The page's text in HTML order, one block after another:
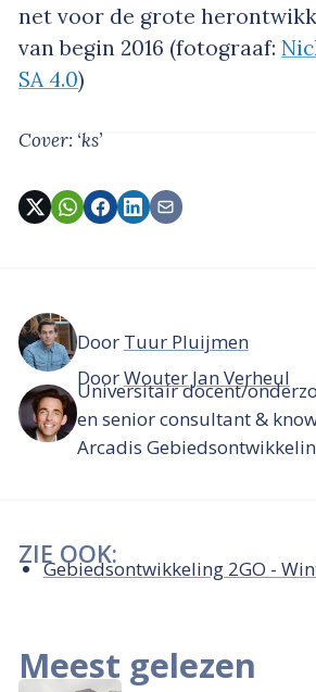
net voor de grote
van begin 2016 (fotograaf:
SA 4.0)
Cover: ‘ks’
Door Tuur Pluijmen
DoorWouter Jan Verheul
Universitair docent/
en senior consultant &
Arcadis
ZIE OOK:
Gebiedsontwikkeling 2GO -
Meest gelezen